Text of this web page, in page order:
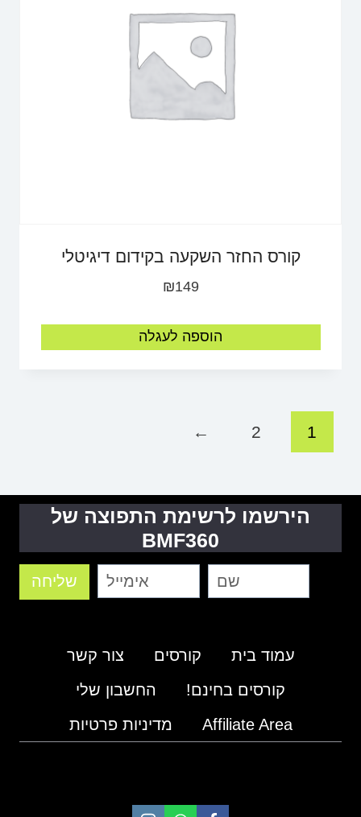
קורס החזר השקעה בקידום דיגיטלי
₪149
הוספה לעגלה
1
2
←
עמוד בית קורסים
צור קשר
קורסים בחינם!
החשבון שלי
Affiliate Area
מדיניות פרטיות
הירשמו לרשימת התפוצה של
BMF360
שליחה